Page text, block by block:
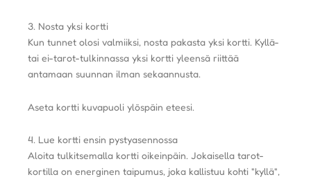
3. Nosta yksi kortti
Kun tunnet olosi valmiiksi, nosta pakasta yksi kortti. Kyllä-
tai ei-tarot-tulkinnassa yksi kortti yleensä riittää
antamaan suunnan ilman sekaannusta.
Aseta kortti kuvapuoli ylöspäin eteesi.
4. Lue kortti ensin pystyasennossa
Aloita tulkitsemalla kortti oikeinpäin. Jokaisella tarot-
kortilla on energinen taipumus, joka kallistuu kohti "kyllä",